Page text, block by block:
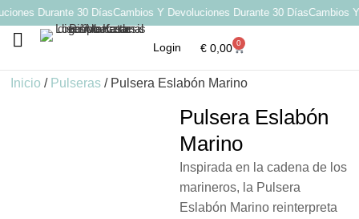
Durante 30 DíasCambios Y Devoluciones Durante 30 DíasCambios Y
Login €0,00 0
Inicio / Pulseras / Pulsera Eslabón Marino
Pulsera Eslabón
Marino
Inspirada en la cadena de los
marineros, la Pulsera
Eslabón Marino reinterpreta